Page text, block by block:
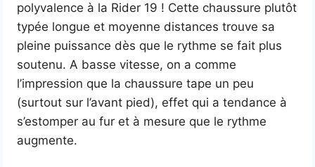
polyvalence à la Rider 19 ! Cette chaussure plutôt
typée longue et moyenne distances trouve sa
pleine puissance dès que le rythme se fait plus
soutenu. A basse vitesse, on a comme
l’impression que la chaussure tape un peu
(surtout sur l’avant pied), effet qui a tendance à
s’estomper au fur et à mesure que le rythme
augmente.